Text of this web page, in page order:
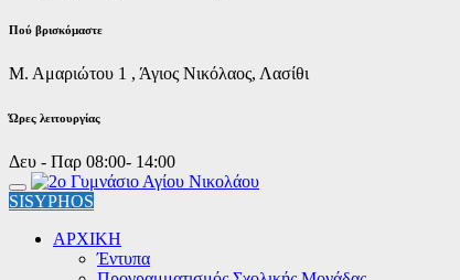
Πoύ βρισκόμαστε
Μ. Αμαριώτου 1 , Άγιος Νικόλαος, Λασίθι
Ώρες λειτουργίας
Δευ - Παρ 08:00- 14:00
SISYPHOS
ΑΡΧΙΚΗ
Έντυπα